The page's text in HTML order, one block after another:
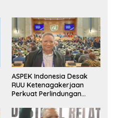
ASPEK Indonesia Desak
RUU Ketenagakerjaan
Perkuat Perlindungan
Pesangon